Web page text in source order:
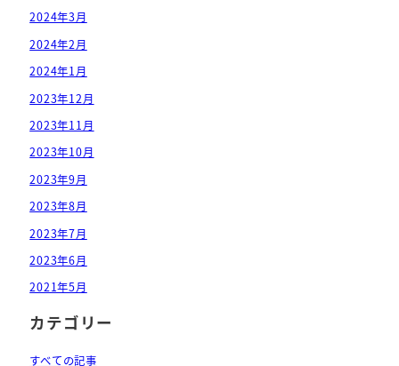
2024年3月
2024年2月
2024年1月
2023年12月
2023年11月
2023年10月
2023年9月
2023年8月
2023年7月
2023年6月
2021年5月
カテゴリー
すべての記事